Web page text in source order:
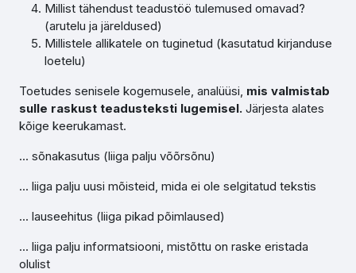
Millist tähendust teadustöö tulemused omavad?
(arutelu ja järeldused)
Millistele allikatele on tuginetud (kasutatud kirjanduse
loetelu)
Toetudes senisele kogemusele, analüüsi, mis valmistab
sulle raskust teadusteksti lugemisel. Järjesta alates
kõige keerukamast.
... sõnakasutus (liiga palju võõrsõnu)
... liiga palju uusi mõisteid, mida ei ole selgitatud tekstis
... lauseehitus (liiga pikad põimlaused)
... liiga palju informatsiooni, mistõttu on raske eristada
olulist